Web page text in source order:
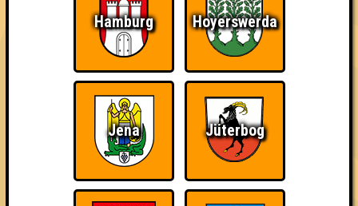
04.09.2025vonohne Smartphone aufgeschmissen
Hamburg Hoyerswerda
Jena Jüterbog